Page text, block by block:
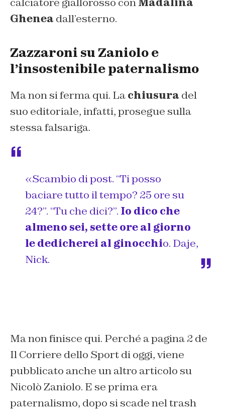
Ghenea dall’esterno.
Zazzaroni su Zaniolo e
l’insostenibile paternalismo
Ma non si ferma qui. Lachiusura del
suo editoriale, infatti, prosegue sulla
stessa falsariga.
«Scambio di post. “Ti posso
baciare tutto il tempo? 25 ore su
24?”. “Tu che dici?”. Io dico che
almeno sei, sette ore al giorno
le dedicherei al ginocchio. Daje,
Nick.
Ma non finisce qui. Perché a pagina 2 de
Il Corriere dello Sport di oggi, viene
pubblicato anche un altro articolo su
Nicolò Zaniolo. E se prima era
paternalismo, dopo si scade nel trash